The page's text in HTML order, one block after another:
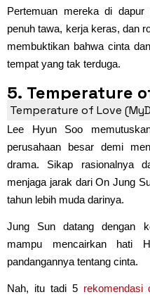
Pertemuan mereka di
penuh tawa, kerja keras, dan
membuktikan bahwa cinta
tempat yang tak terduga.
5. Temperature
Temperature of Love
Lee Hyun Soo
perusahaan besar demi
drama. Sikap rasionalnya
menjaga jarak dari On Jung
tahun lebih muda darinya.
Jung Sun datang dengan
mampu mencairkan hati
pandangannya tentang cinta.
Nah, itu tadi 5 rekomendasi